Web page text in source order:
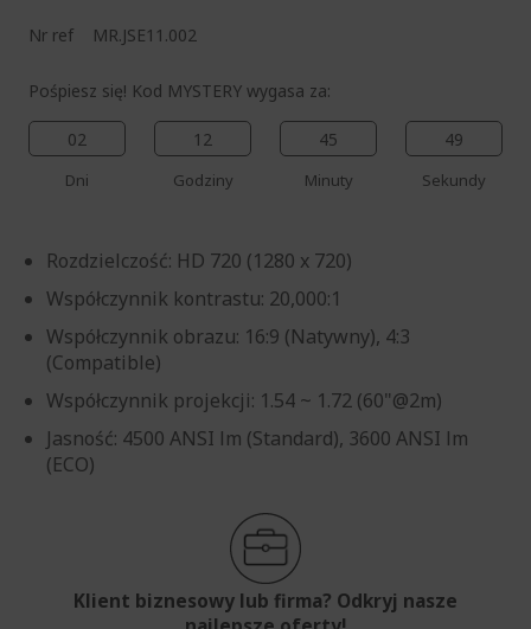
Nr ref MR.JSE11.002
Pośpiesz się! Kod MYSTERY wygasa za:
02
Dni
12
Godziny
45
Minuty
48
Sekundy
Rozdzielczość: HD 720 (1280 x 720)
Współczynnik kontrastu: 20,000:1
Współczynnik obrazu: 16:9 (Natywny), 4:3
(Compatible)
Współczynnik projekcji: 1.54 ~ 1.72 (60"@2m)
Jasność: 4500 ANSI lm (Standard), 3600 ANSI lm
(ECO)
Klient biznesowy lub firma? Odkryj nasze